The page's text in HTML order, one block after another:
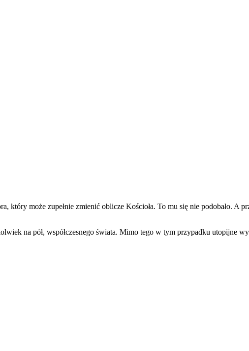
który może zupełnie zmienić oblicze Kościoła. To mu się nie podobało. A
na pół, współczesnego świata. Mimo tego w tym przypadku utopijne